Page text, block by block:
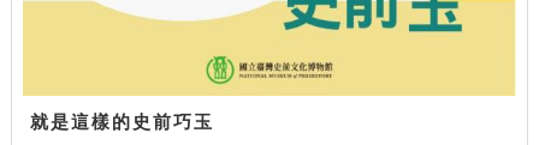
就是這樣的史前巧玉